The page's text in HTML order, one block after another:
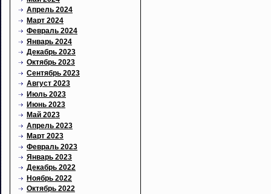
Апрель 2024
Март 2024
Февраль 2024
Январь 2024
Декабрь 2023
Октябрь 2023
Сентябрь 2023
Август 2023
Июль 2023
Июнь 2023
Май 2023
Апрель 2023
Март 2023
Февраль 2023
Январь 2023
Декабрь 2022
Ноябрь 2022
Октябрь 2022